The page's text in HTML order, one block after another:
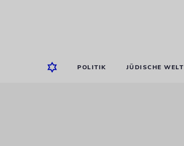
POLITIK JÜDISCHE WELT